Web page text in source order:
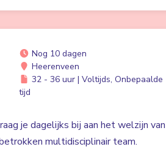
Nog 10 dagen
Heerenveen
32 - 36 uur | Voltijds, Onbepaalde
tijd
je dagelijks bij aan het welzijn van
multidisciplinair team.